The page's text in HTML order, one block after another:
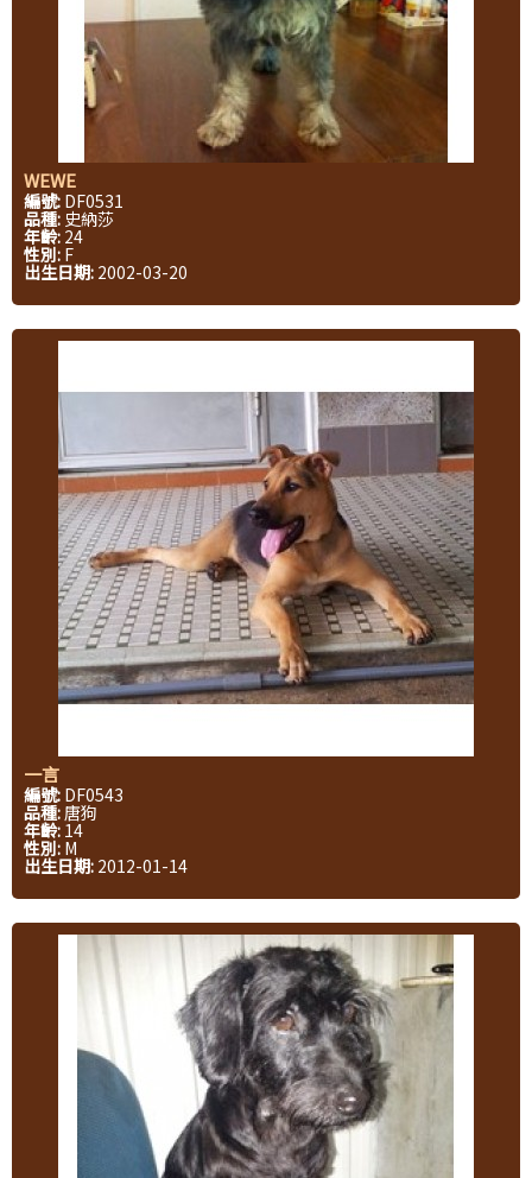
WEWE
編號: DF0531
品種: 史納莎
年齡: 24
性別: F
出生日期: 2002-03-20
一言
編號: DF0543
品種:唐狗
年齡: 14
性別: M
出生日期: 2012-01-14